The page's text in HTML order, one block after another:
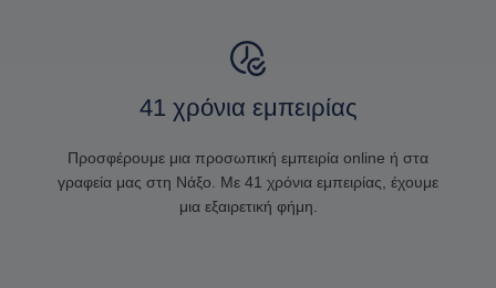
41 χρόνια εμπειρίας
Προσφέρουμε μια προσωπική εμπειρία online ή στα
γραφεία μας στη Νάξο. Με 41 χρόνια εμπειρίας, έχουμε
μια εξαιρετική φήμη.